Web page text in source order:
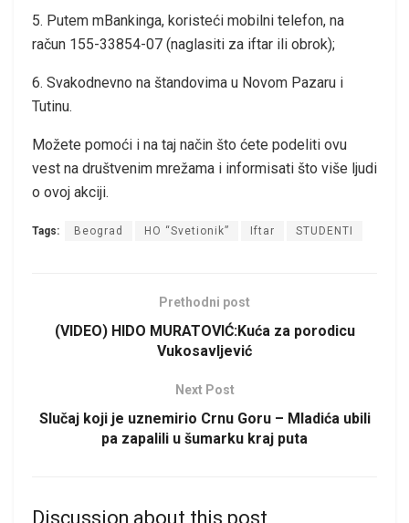
5. Putem mBankinga, koristeći mobilni telefon, na
račun 155-33854-07 (naglasiti za iftar ili obrok);
6. Svakodnevno na štandovima u Novom Pazaru i
Tutinu.
Možete pomoći i na taj način što ćete podeliti ovu
vest na društvenim mrežama i informisati što više ljudi
o ovoj akciji.
Tags: Beograd HO “Svetionik” Iftar STUDENTI
Prethodni post
(VIDEO) HIDO MURATOVIĆ:Kuća za porodicu
Vukosavljević
Next Post
Slučaj koji je uznemirio Crnu Goru – Mladića ubili
pa zapalili u šumarku kraj puta
Discussion about this post